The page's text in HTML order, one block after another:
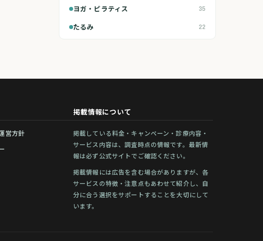
ヨガ・ピラティス 35
たるみ 22
営方針
掲載情報について
掲載している料金・キャンペーン・診療内容・
サービス内容は、調査時点の情報です。最新情
報は必ず公式サイトでご確認ください。
掲載情報には広告を含む場合がありますが、各
サービスの特徴・注意点もあわせて紹介し、自
分に合う選択をサポートすることを大切にして
います。